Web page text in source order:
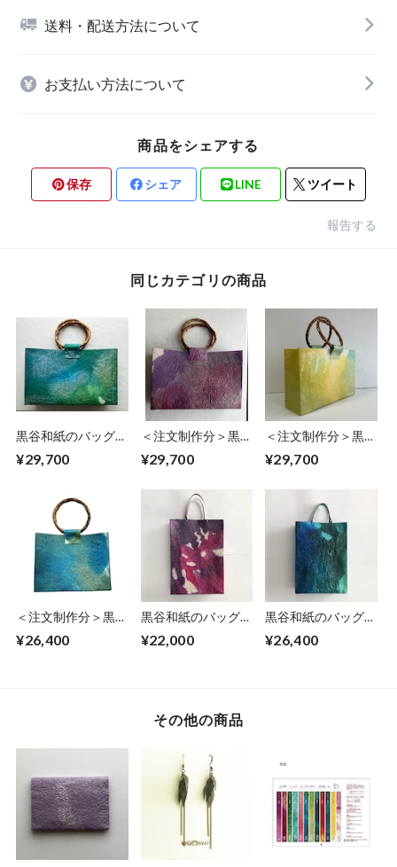
送料・配送方法について
お支払い方法について
商品をシェアする
保存 シェア LINE ツイート
報告する
同じカテゴリの商品
黒谷和紙のバッグ
¥29,700
＜注文制作分＞黒谷
色】
¥29,700
＜注文制作分＞黒谷
ザ】
¥29,700
＜注文制作分＞黒谷
色】No.2
¥26,400
黒谷和紙のバッグ
¥22,000
黒谷和紙のバッグ
¥26,400
その他の商品